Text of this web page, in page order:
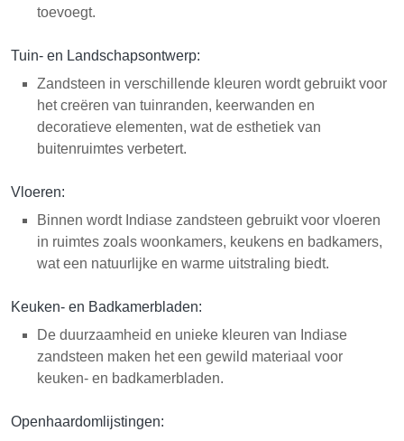
toevoegt.
Tuin- en Landschapsontwerp:
Zandsteen in verschillende kleuren wordt gebruikt voor
het creëren van tuinranden, keerwanden en
decoratieve elementen, wat de esthetiek van
buitenruimtes verbetert.
Vloeren:
Binnen wordt Indiase zandsteen gebruikt voor vloeren
in ruimtes zoals woonkamers, keukens en badkamers,
wat een natuurlijke en warme uitstraling biedt.
Keuken- en Badkamerbladen:
De duurzaamheid en unieke kleuren van Indiase
zandsteen maken het een gewild materiaal voor
keuken- en badkamerbladen.
Openhaardomlijstingen: